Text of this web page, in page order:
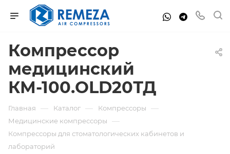
Компрессор
медицинский
КМ-100.OLD20ТД
Главная — Каталог — Компрессоры —
Медицинские компрессоры —
Компрессоры для стоматологических кабинетов и
лабораторий